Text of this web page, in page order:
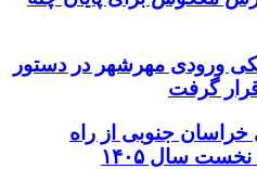
ورودی مهرشهر در دستور
گرفت
روستای خراسان جنوبی از راه
سال ۱۴۰۵